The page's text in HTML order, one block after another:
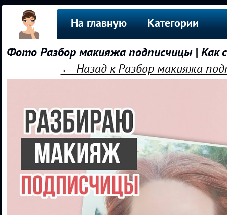
На главную Категории
Фото Разбор макияжа подписчицы | Как
← Назад к Разбор макияжа